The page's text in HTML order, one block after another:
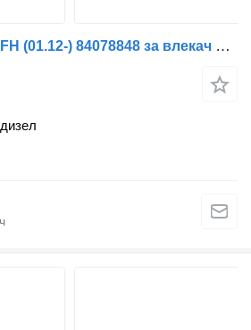
Амортисьор Volvo FH (01.12-) 84078848 за влекач Volvo FH, FM, FMX-4 series (2013-)
дизел